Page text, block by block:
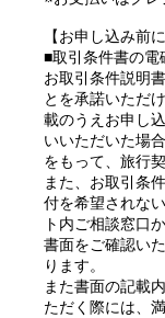
【お申し込み前
■取引条件書の電
お取引条件説明
とを承諾いただ
載のうえお申し
いいただいた場
をもって、旅行
また、お取引条
付を希望されな
ト内ご相談窓口
書面をご確認い
ります。
また書面の記載
ただく際には、